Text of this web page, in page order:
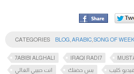
CATEGORIES BLOG ARABIC SONG OF WEEK
7ABIBI ALGHALI IRAQI RADI7
انت حبيبي الغالي
بس حضنك كليب